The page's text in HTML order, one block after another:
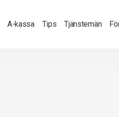
A-kassa Tips Tjänstemän